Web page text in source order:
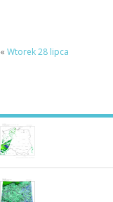
« Wtorek 28 lipca